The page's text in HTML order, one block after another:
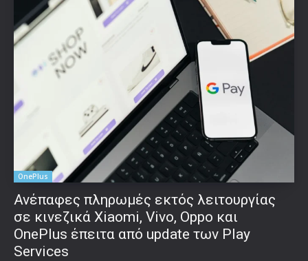
OnePlus
Ανέπαφες πληρωμές εκτός λειτουργίας
σε κινεζικά Xiaomi, Vivo, Oppo και
OnePlus έπειτα από update των Play
Services